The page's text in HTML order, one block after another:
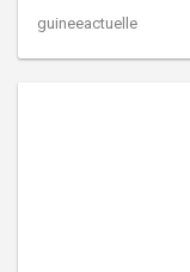
guineeactuelle